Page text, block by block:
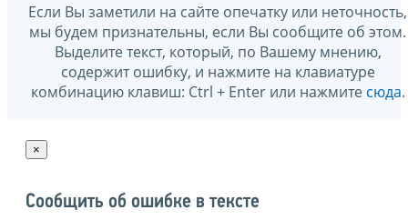
Если Вы заметили на сайте опечатку или неточность,
мы будем признательны, если Вы сообщите об этом.
Выделите текст, который, по Вашему мнению,
содержит ошибку, и нажмите на клавиатуре
комбинацию клавиш: Ctrl + Enter или нажмите сюда.
×
Сообщить об ошибке в тексте